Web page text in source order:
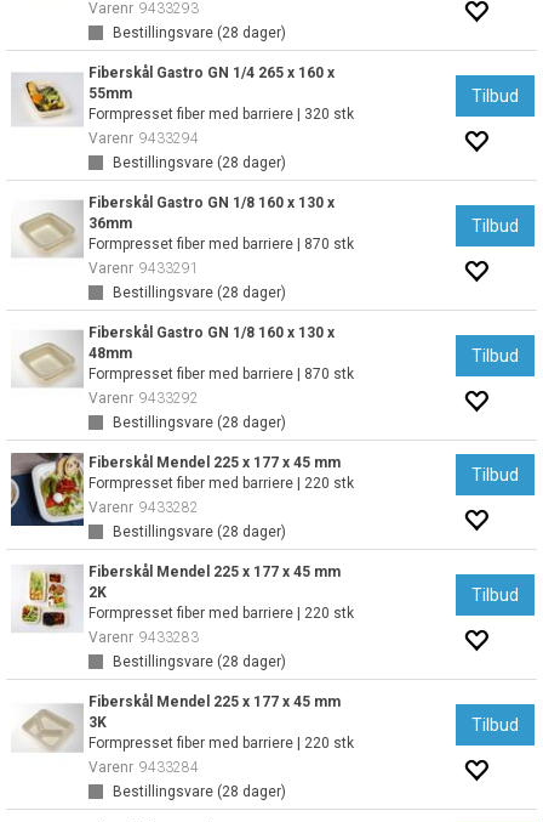
Varenr 9433293
Bestillingsvare (28 dager)
Fiberskål Gastro GN 1/4 265 x 160 x
55mm
Formpresset fiber med barriere | 320 stk
Varenr 9433294
Bestillingsvare (28 dager)
Tilbud
Fiberskål Gastro GN 1/8 160 x 130 x
36mm
Formpresset fiber med barriere | 870 stk
Varenr 9433291
Bestillingsvare (28 dager)
Tilbud
Fiberskål Gastro GN 1/8 160 x 130 x
48mm
Formpresset fiber med barriere | 870 stk
Varenr 9433292
Bestillingsvare (28 dager)
Tilbud
Fiberskål Mendel 225 x 177 x 45 mm
Formpresset fiber med barriere | 220 stk
Varenr 9433282
Bestillingsvare (28 dager)
Tilbud
Fiberskål Mendel 225 x 177 x 45 mm
2K
Formpresset fiber med barriere | 220 stk
Varenr 9433283
Bestillingsvare (28 dager)
Tilbud
Fiberskål Mendel 225 x 177 x 45 mm
3K
Formpresset fiber med barriere | 220 stk
Varenr 9433284
Bestillingsvare (28 dager)
Tilbud